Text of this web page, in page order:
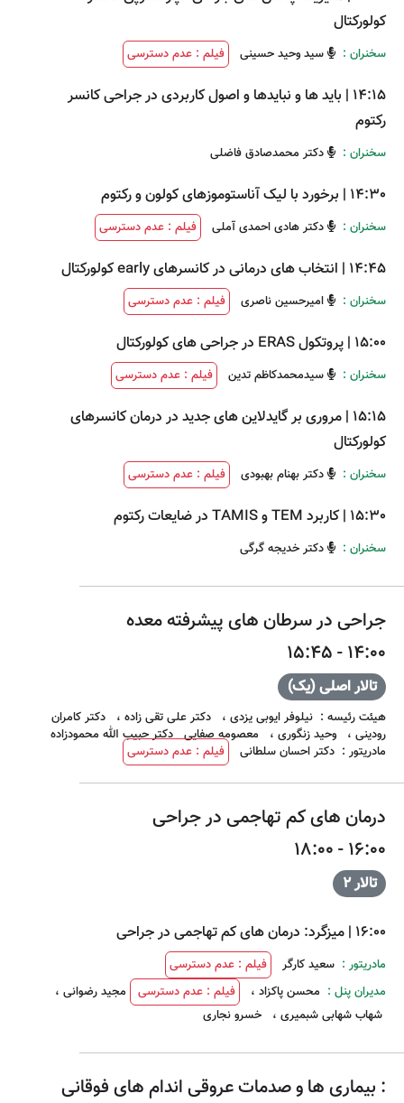
کولورکتال
سخنران : سید وحید حسینی فیلم : عدم دسترسی
14:15
| باید ها و نبایدها و اصول کاربردی در جراحی کانسر
رکتوم
سخنران : دکتر محمدصادق فاضلی
14:30
| برخورد با لیک آناستوموزهای کولون و رکتوم
سخنران : دکتر هادی احمدی آملی فیلم : عدم دسترسی
14:45
| انتخاب های درمانی در کانسرهای early کولورکتال
سخنران : امیرحسین ناصری فیلم : عدم دسترسی
15:00
| پروتکول ERAS در جراحی های کولورکتال
سخنران : سیدمحمدکاظم تدین فیلم : عدم دسترسی
15:15
| مروری بر گایدلاین های جدید در درمان کانسرهای
کولورکتال
سخنران : دکتر بهنام بهبودی فیلم : عدم دسترسی
15:30
|کاربرد TEM و TAMIS در ضایعات رکتوم
سخنران : دکتر خدیجه گرگی
جراحی در سرطان های پیشرفته معده
14:00 - 15:45
تالار اصلی (یک)
هیئت رئیسه : نیلوفر ایوبی یزدی ، دکتر علی تقی زاده ،
دکتر کامران
رودینی ، وحید زنگوری ، معصومه صفایی دکتر حبیب الله محمودزاده
مادریتور : دکتر احسان سلطانی فیلم : عدم دسترسی
درمان های کم تهاجمی در جراحی
16:00 - 18:00
تالار 2
16:00
| میزگرد: درمان های کم تهاجمی در جراحی
مادریتور : سعید کارگر
فیلم : عدم دسترسی
مدیران پنل : محسن پاکزاد ، فیلم : عدم دسترسی مجید رضوانی ،
شهاب شهابی شبمیری ، خسرو نجاری
: بیماری ها و صدمات عروقی اندام های فوقانی